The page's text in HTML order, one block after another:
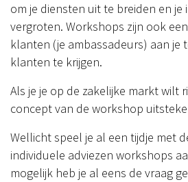
om je diensten uit te breiden en je
vergroten. Workshops zijn ook
klanten (je ambassadeurs) aan je
klanten te krijgen.
Als je je op de zakelijke markt wilt
concept van de workshop
Wellicht speel je al een tijdje met
individuele adviezen workshops
mogelijk heb je al eens de vraag